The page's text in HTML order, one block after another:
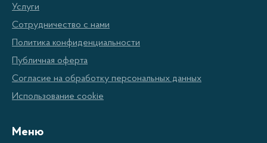
Характеристики
Скважинные насосы обычно имеют корпус из
нержавеющей стали, чтобы защитить от коррозии и
продлить срок службы. Они также оборудованы
специальными сетчатыми фильтрами, чтобы
систему.
Услуги
Сотрудничество с нами
Политика конфиденциальности
Публичная оферта
Согласие на обработку персональных данных
Использование cookie
Меню